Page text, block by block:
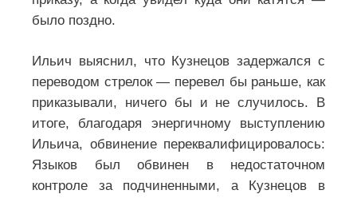
было поздно.
Ильич выяснил, что Кузнецов задержался с
переводом стрелок — перевел бы раньше, как
приказывали, ничего бы и не случилось. В
итоге, благодаря энергичному выступлению
Ильича, обвинение переквалифицировалось:
Языков был обвинен в недостаточном
контроле за подчиненными, а Кузнецов в